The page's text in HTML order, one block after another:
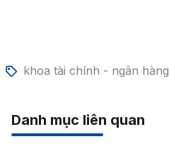
khoa tài chính - ngân hàng
Danh mục liên quan